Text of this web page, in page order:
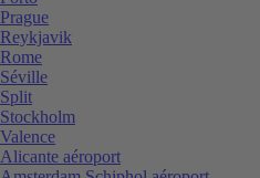
Prague
Reykjavik
Rome
Séville
Split
Stockholm
Valence
Alicante aéroport